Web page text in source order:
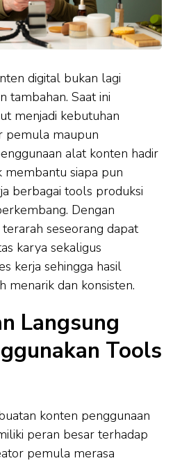
digital bukan lagi
tambahan. Saat ini
menjadi kebutuhan
pemula maupun
alat konten hadir
membantu siapa pun
berbagai tools produksi
Dengan
seseorang dapat
karya sekaligus
kerja sehingga hasil
menarik dan konsisten.
Langsung
Tools
konten penggunaan
peran besar terhadap
pemula merasa